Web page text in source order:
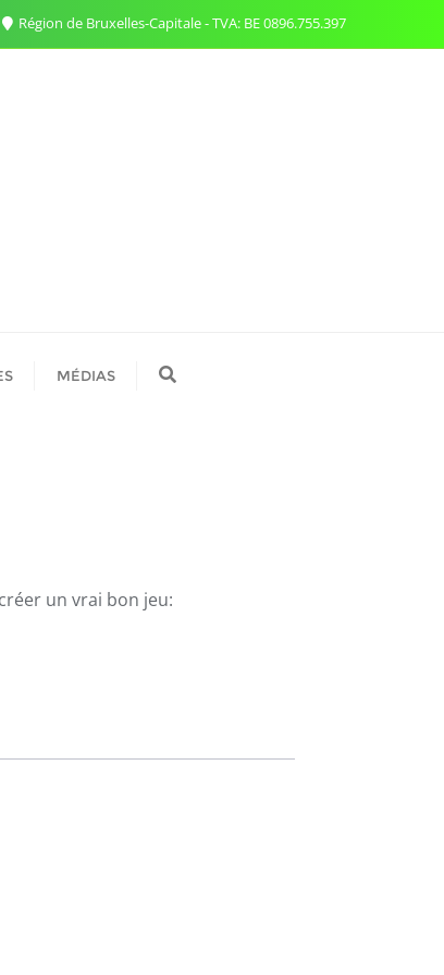
Région de Bruxelles-Capitale - TVA: BE 0896.755.397
MÉDIAS
un vrai bon jeu: